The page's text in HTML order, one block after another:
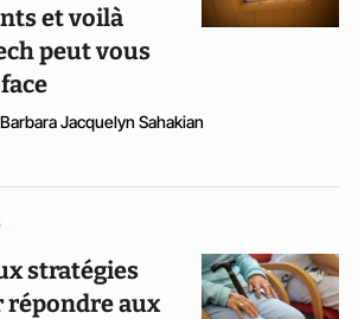
et voilà
peut vous
Barbara Jacquelyn Sahakian
stratégies
répondre aux